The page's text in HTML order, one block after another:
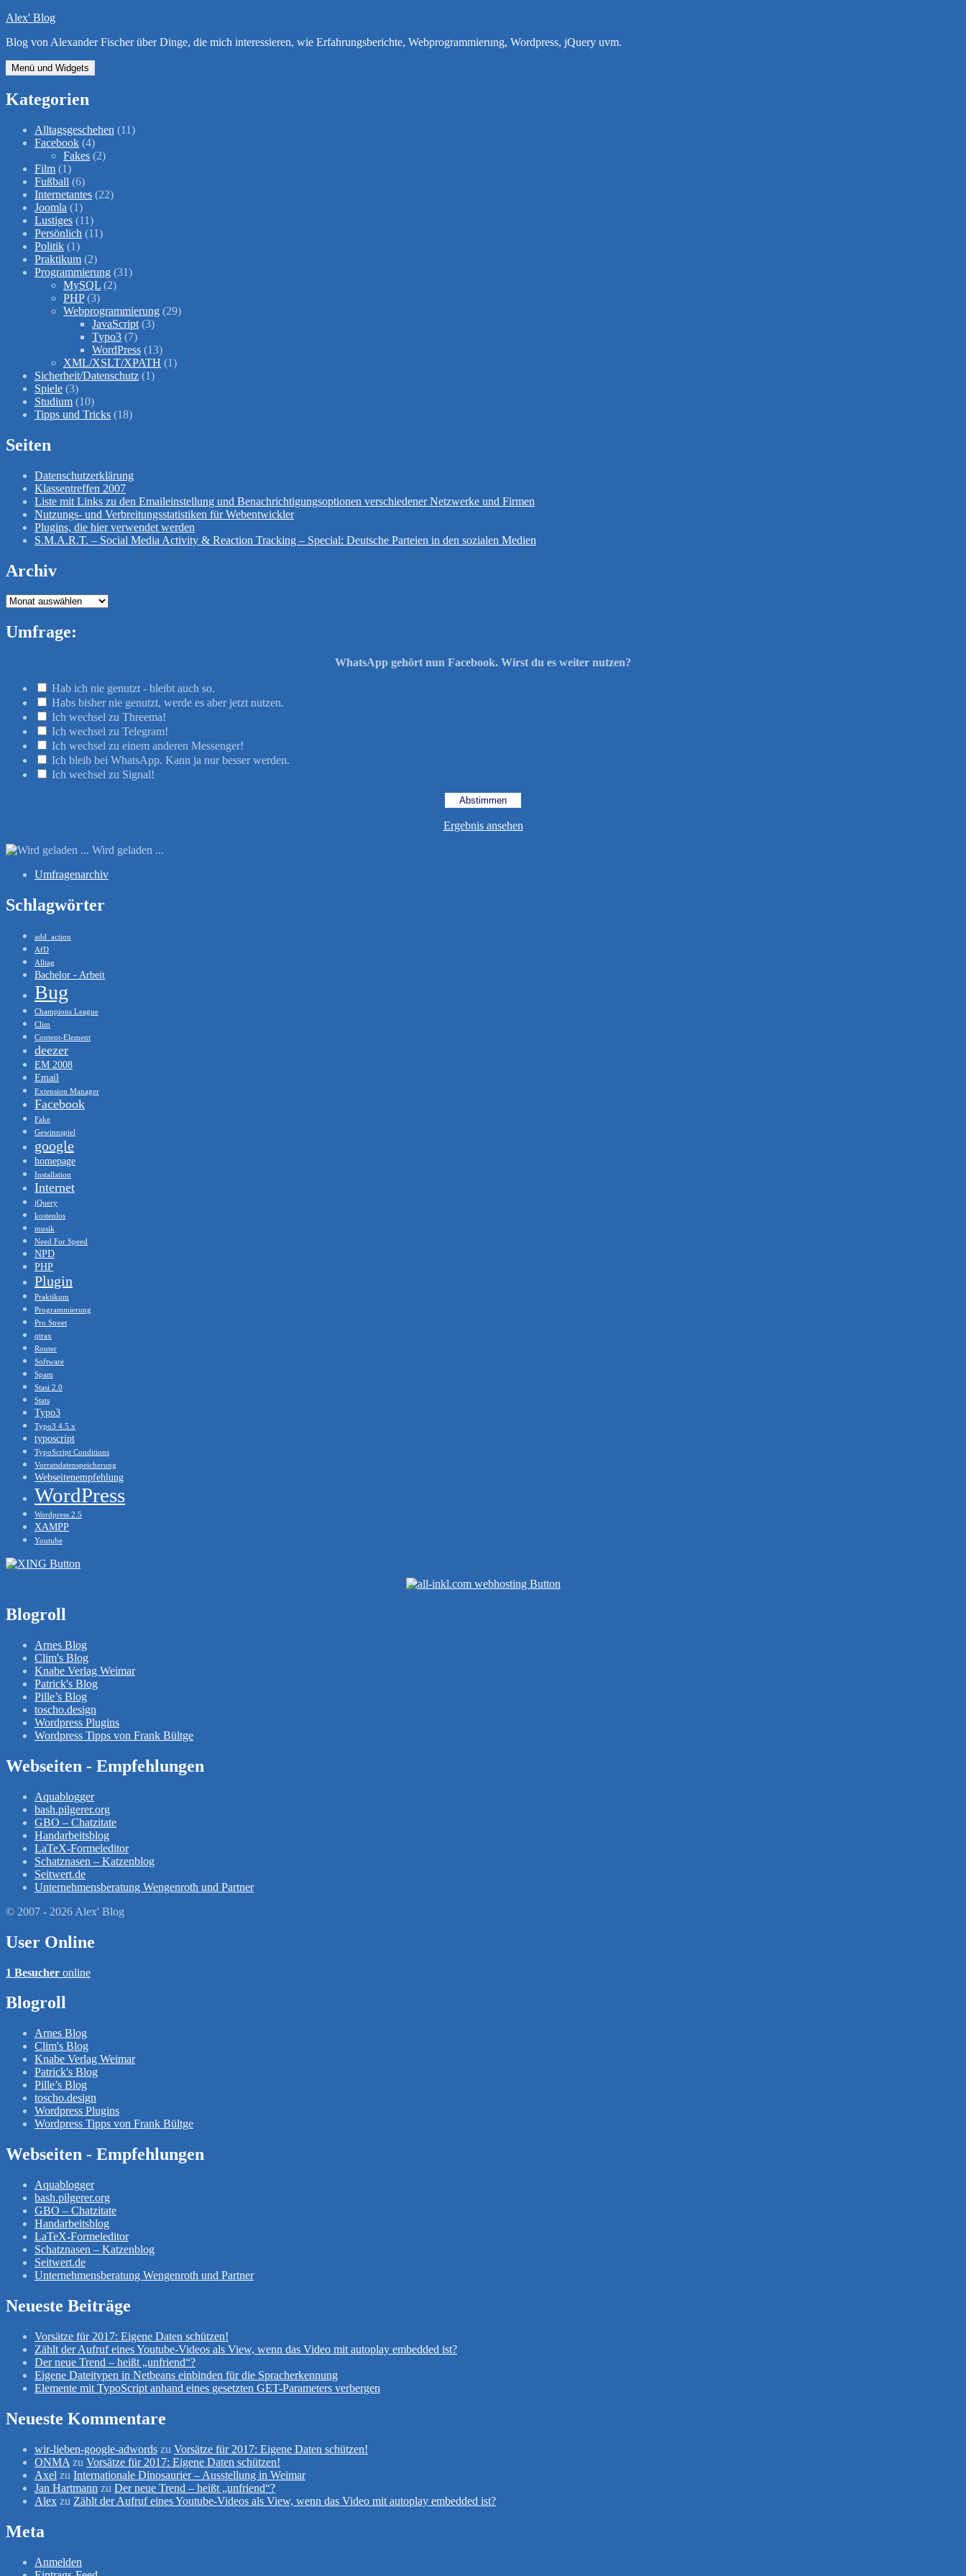
Zum
springen
Alex' Blog
Blog von Alexander Fischer über Dinge, die mich interessieren, wie Erfahrungsberichte, Webprogrammierung, Wordpress, jQuery uvm.
Menü und Widgets
Kategorien
Alltagsgeschehen (11)
Facebook (4)
Fakes (2)
Film (1)
Fußball (6)
Internetantes (22)
Joomla (1)
Lustiges (11)
Persönlich (11)
Politik (1)
Praktikum (2)
Programmierung (31)
MySQL (2)
PHP(3)
Webprogrammierung (29)
JavaScript (3)
Typo3 (7)
WordPress (13)
XML/XSLT/XPATH (1)
Sicherheit/Datenschutz (1)
Spiele (3)
Studium (10)
Tipps und Tricks (18)
Seiten
Datenschutzerklärung
Klassentreffen 2007
Liste mit Links zu den Emaileinstellung und Benachrichtigungsoptionen verschiedener Netzwerke und Firmen
Nutzungs- und Verbreitungsstatistiken für Webentwickler
Plugins, die hier verwendet werden
S.M.A.R.T. – Social Media Activity & Reaction Tracking – Special: Deutsche Parteien in den sozialen Medien
Archiv
Archiv
Umfrage:
WhatsApp gehört nun Facebook. Wirst du es weiter nutzen?
Hab ich nie genutzt - bleibt auch so.
Habs bisher nie genutzt, werde es aber jetzt nutzen.
Ich wechsel zu Threema!
Ich wechsel zu Telegram!
Ich wechsel zu einem anderen Messenger!
Ich bleib bei WhatsApp. Kann ja nur besser werden.
Ich wechsel zu Signal!
Ergebnis ansehen
Wird geladen ...
Umfragenarchiv
Schlagwörter
add_action
AfD
Alltag
Bachelor - Arbeit
Bug
Champions League
Clim
Content-Element
deezer
EM 2008
Email
Extension Manager
Facebook
Fake
Gewinnspiel
google
homepage
Installation
Internet
jQuery
kostenlos
musik
Need For Speed
NPD
PHP
Plugin
Praktikum
Programmierung
Pro Street
qtrax
Router
Software
Spam
Stasi 2.0
Stats
Typo3
Typo3 4.5.x
typoscript
TypoScript Conditions
Vorratsdatenspeicherung
Webseitenempfehlung
WordPress
Wordpress 2.5
XAMPP
Youtube
Blogroll
Arnes Blog
Clim's Blog
Knabe Verlag Weimar
Patrick's Blog
Pille’s Blog
toscho.design
Wordpress Plugins
Wordpress Tipps von Frank Bültge
Webseiten - Empfehlungen
Aquablogger
bash.pilgerer.org
GBO – Chatzitate
Handarbeitsblog
LaTeX-Formeleditor
Schatznasen – Katzenblog
Seitwert.de
Unternehmensberatung Wengenroth und Partner
© 2007 - 2026 Alex' Blog
User Online
1 Besucher online
Blogroll
Arnes Blog
Clim's Blog
Knabe Verlag Weimar
Patrick's Blog
Pille’s Blog
toscho.design
Wordpress Plugins
Wordpress Tipps von Frank Bültge
Webseiten - Empfehlungen
Aquablogger
bash.pilgerer.org
GBO – Chatzitate
Handarbeitsblog
LaTeX-Formeleditor
Schatznasen – Katzenblog
Seitwert.de
Unternehmensberatung Wengenroth und Partner
Neueste Beiträge
Vorsätze für 2017: Eigene Daten schützen!
Zählt der Aufruf eines Youtube-Videos als View, wenn das Video mit autoplay embedded ist?
Der neue Trend – heißt „unfriend“?
Eigene Dateitypen in Netbeans einbinden für die Spracherkennung
Elemente mit TypoScript anhand eines gesetzten GET-Parameters verbergen
Neueste Kommentare
wir-lieben-google-adwords zu Vorsätze für 2017: Eigene Daten schützen!
ONMA zu Vorsätze für 2017: Eigene Daten schützen!
Axel zu Internationale Dinosaurier – Ausstellung in Weimar
Jan Hartmann zu Der neue Trend – heißt „unfriend“?
Alex zu Zählt der Aufruf eines Youtube-Videos als View, wenn das Video mit autoplay embedded ist?
Meta
Anmelden